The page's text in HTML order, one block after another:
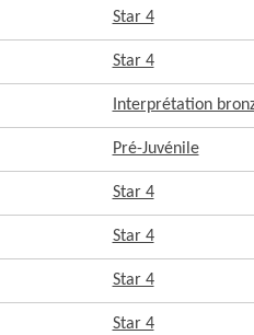
Star 4
Star 4
Interprétation
Pré-Juvénile
Star 4
Star 4
Star 4
Star 4